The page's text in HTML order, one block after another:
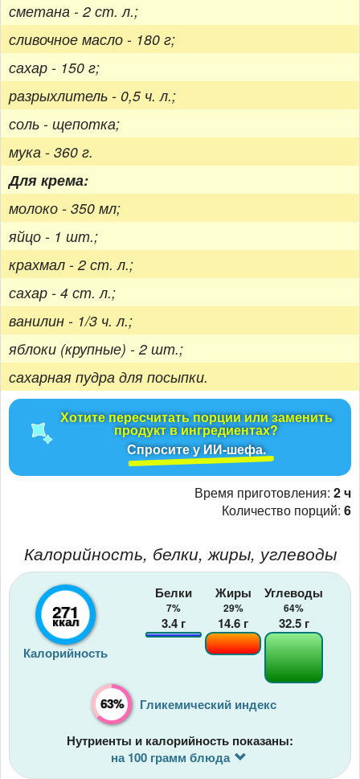
сметана - 2 ст. л.;
сливочное масло - 180 г;
сахар - 150 г;
разрыхлитель - 0,5 ч. л.;
соль - щепотка;
мука - 360 г.
Для крема:
молоко - 350 мл;
яйцо - 1 шт.;
крахмал - 2 ст. л.;
сахар - 4 ст. л.;
ванилин - 1/3 ч. л.;
яблоки (крупные) - 2 шт.;
сахарная пудра для посыпки.
Хотите пересчитать порции или заменить
продукт в ингредиентах?
Спросите у ИИ-шефа.
Время приготовления: 2 ч
Количество порций: 6
Калорийность, белки, жиры, углеводы
271
ккал
Калорийность
Белки
7%
3.4 г
Жиры
29%
14.6 г
Углеводы
64%
32.5г
63% Гликемический индекс
Нутриенты и калорийность показаны:
на 100 грамм блюда